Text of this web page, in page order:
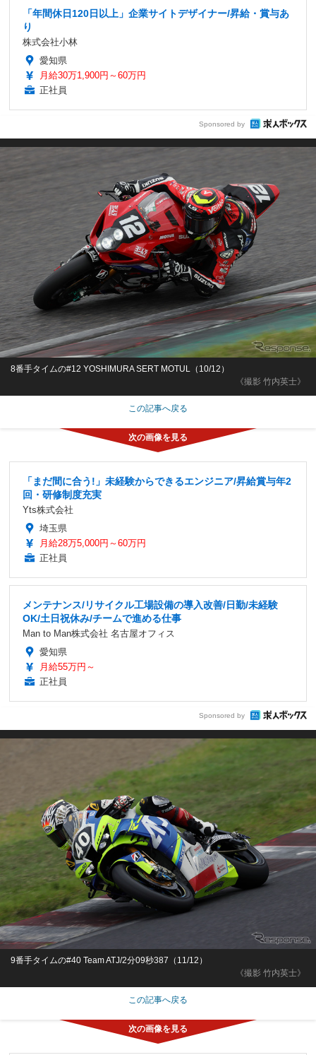
「年間休日120日以上」企業サイトデザイナー/昇給・賞与あ
り
株式会社小林
愛知県
月給30万1,900円～60万円
正社員
Sponsored by
《撮影 竹内英士》
8番手タイムの#12 YOSHIMURA SERT MOTUL（10/12）
この記事へ戻る
「まだ間に合う!」未経験からできるエンジニア/昇給賞与年2
回・研修制度充実
Yts株式会社
埼玉県
月給28万5,000円～60万円
正社員
メンテナンス/リサイクル工場設備の導入改善/日勤/未経験
OK/土日祝休み/チームで進める仕事
Man to Man株式会社 名古屋オフィス
愛知県
月給55万円～
正社員
Sponsored by
《撮影 竹内英士》
9番手タイムの#40 Team ATJ/2分09秒387（11/12）
この記事へ戻る